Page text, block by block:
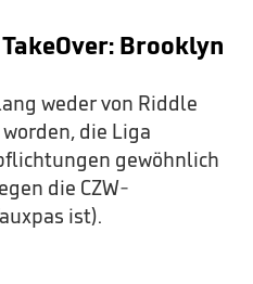
Brooklyn
weder von Riddle
die Liga
gewöhnlich
die CZW-
ist).